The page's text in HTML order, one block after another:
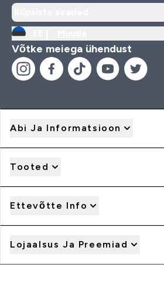
Võtke meiega ühendust
Abi Ja Informatsioon
Tooted
Ettevõtte Info
Lojaalsus Ja Preemiad